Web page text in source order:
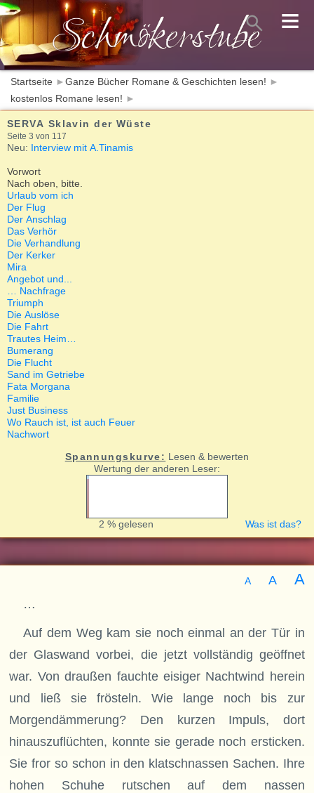
Startseite ► Ganze Bücher Romane & Geschichten lesen! ►
kostenlos Romane lesen! ►
SERVA Sklavin der Wüste
Seite 3 von 117
Neu: Interview mit A.Tinamis
Vorwort
Nach oben, bitte.
Urlaub vom ich
Der Flug
Der Anschlag
Das Verhör
Die Verhandlung
Der Kerker
Mira
Angebot und...
… Nachfrage
Triumph
Die Auslöse
Die Fahrt
Trautes Heim…
Bumerang
Die Flucht
Sand im Getriebe
Fata Morgana
Familie
Just Business
Wo Rauch ist, ist auch Feuer
Nachwort
Spannungskurve: Lesen & bewerten
Wertung der anderen Leser:
2 % gelesen Was ist das?
A A A
…
Auf dem Weg kam sie noch einmal an der Tür in
der Glaswand vorbei, die jetzt vollständig geöffnet
war. Von draußen fauchte eisiger Nachtwind herein
und ließ sie frösteln. Wie lange noch bis zur
Morgendämmerung? Den kurzen Impuls, dort
hinauszuflüchten, konnte sie gerade noch ersticken.
Sie fror so schon in den klatschnassen Sachen. Ihre
hohen Schuhe rutschen auf dem nassen
≡